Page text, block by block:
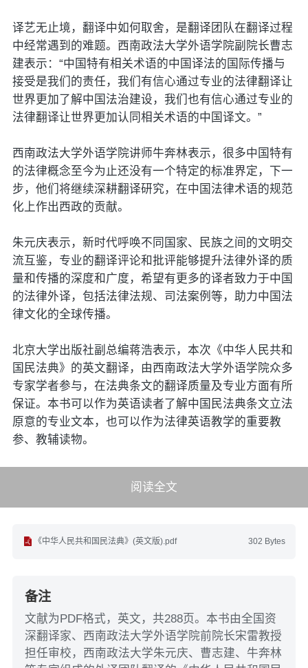
译艺无止境，翻译中如何取舍，是翻译团队在翻译过程
中经常遇到的难题。西南政法大学外语学院副院长曹志
建表示：“中国特有相关术语的中国译法的国际传播与
接受是我们的责任，我们有信心通过专业的法律翻译让
世界更加了解中国法治建设，我们也有信心通过专业的
法律翻译让世界更加认同相关术语的中国译文。”
西南政法大学外语学院讲师牛奔林表示，很多中国特有
的法律概念至今为止还没有一个特定的标准界定，下一
步，他们将继续深耕翻译研究，在中国法律术语的规范
化上作出西政的贡献。
朱元庆表示，新时代呼唤不同国家、民族之间的文明交
流互鉴，专业的翻译评论和批评能够提升法律外译的质
量和传播的深度和广度，希望有更多的译者致力于中国
的法律外译，包括法律法规、司法案例等，助力中国法
律文化的全球传播。
北京大学出版社副总编蒋浩表示，本次《中华人民共和
国民法典》的英文翻译，由西南政法大学外语学院众多
专家学者参与，在法典条文的翻译质量及专业方面有所
保证。本书可以作为英语读者了解中国民法典条文立法
原意的专业文本，也可以作为法律英语教学的重要教
参、教辅读物。
阅读全文
302 Bytes
《中华人民共和国民法典》(英文版).pdf
备注
文献为PDF格式，英文，共288页。本书由全国资
深翻译家、西南政法大学外语学院前院长宋雷教授
担任审校，西南政法大学朱元庆、曹志建、牛奔林